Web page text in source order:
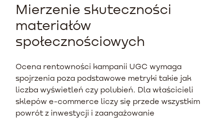
Mierzenie skuteczności
materiałów
społecznościowych
Ocena rentowności kampanii UGC wymaga
spojrzenia poza podstawowe metryki takie jak
liczba wyświetleń czy polubień. Dla właścicieli
sklepów e-commerce liczy się przede wszystkim
powrót z inwestycji i zaangażowanie